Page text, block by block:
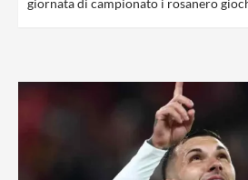
giornata di campionato i rosanero